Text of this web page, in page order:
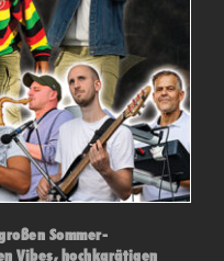
Sommer-
Vibes, hochkarätigen